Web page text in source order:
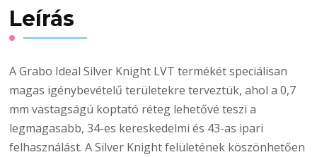
Leírás
A Grabo Ideal Silver Knight LVT termékét speciálisan
magas igénybevételű területekre terveztük, ahol a 0,7
mm vastagságú koptató réteg lehetővé teszi a
legmagasabb, 34-es kereskedelmi és 43-as ipari
felhasználást. A Silver Knight felületének köszönhetően